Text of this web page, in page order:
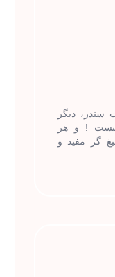
سندر، دیگر
نیست ! و هر
گر مفید و